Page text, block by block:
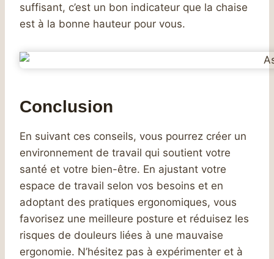
suffisant, c’est un bon indicateur que la chaise
est à la bonne hauteur pour vous.
Conclusion
En suivant ces conseils, vous pourrez créer un
environnement de travail qui soutient votre
santé et votre bien-être. En ajustant votre
espace de travail selon vos besoins et en
adoptant des pratiques ergonomiques, vous
favorisez une meilleure posture et réduisez les
risques de douleurs liées à une mauvaise
ergonomie. N’hésitez pas à expérimenter et à